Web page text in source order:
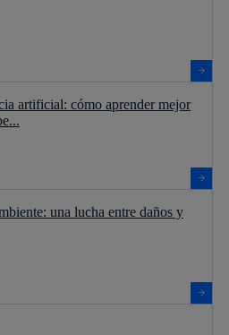
artificial: cómo aprender mejor
una lucha entre daños y